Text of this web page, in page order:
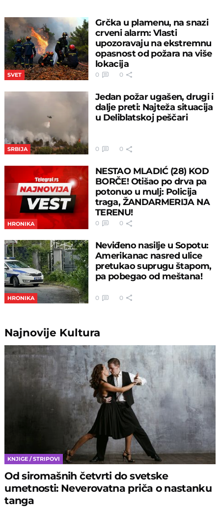
SVET
Grčka u plamenu, na snazi
crveni alarm: Vlasti
upozoravaju na ekstremnu
opasnost od požara na više
lokacija
0 0
SRBIJA
Jedan požar ugašen, drugi i
dalje preti: Najteža situacija
u Deliblatskoj peščari
0 0
HRONIKA
NESTAO MLADIĆ (28) KOD
BORČE! Otišao po drva pa
potonuo u mulj: Policija
traga, ŽANDARMERIJA NA
TERENU!
0 0
HRONIKA
Neviđeno nasilje u Sopotu:
Amerikanac nasred ulice
pretukao suprugu štapom,
pa pobegao od meštana!
0 0
Najnovije Kultura
KNJIGE / STRIPOVI
Od siromašnih četvrti do svetske
umetnosti: Neverovatna priča o nastanku
tanga